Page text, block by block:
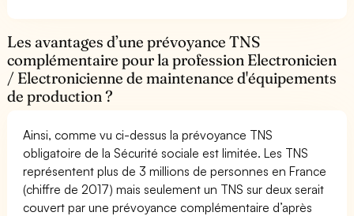
Les avantages d’une prévoyance TNS
complémentaire pour la profession Electronicien
/ Electronicienne de maintenance d'équipements
de production ?
Ainsi, comme vu ci-dessus la prévoyance TNS
obligatoire de la Sécurité sociale est limitée. Les TNS
représentent plus de 3 millions de personnes en France
(chiffre de 2017) mais seulement un TNS sur deux serait
couvert par une prévoyance complémentaire d’après